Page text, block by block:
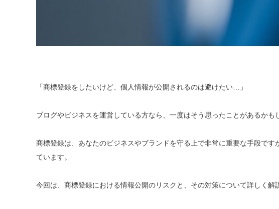
「商標登録をしたいけど、個人情報が公開されるのは避けたい…」
ブログやビジネスを運営している方なら、一度はそう思ったことがあるかも
商標登録は、あなたのビジネスやブランドを守る上で非常に重要な手段で
ています。
今回は、商標登録における情報公開のリスクと、その対策について詳しく解